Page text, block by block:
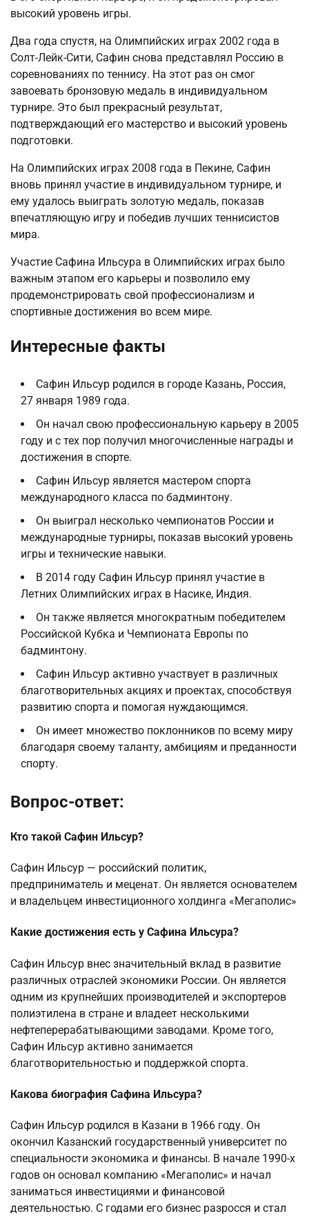
высокий уровень игры.
Два года спустя, на Олимпийских играх 2002 года в
Солт-Лейк-Сити, Сафин снова представлял Россию в
соревнованиях по теннису. На этот раз он смог
завоевать бронзовую медаль в индивидуальном
турнире. Это был прекрасный результат,
подтверждающий его мастерство и высокий уровень
подготовки.
На Олимпийских играх 2008 года в Пекине, Сафин
вновь принял участие в индивидуальном турнире, и
ему удалось выиграть золотую медаль, показав
впечатляющую игру и победив лучших теннисистов
мира.
Участие Сафина Ильсура в Олимпийских играх было
важным этапом его карьеры и позволило ему
продемонстрировать свой профессионализм и
спортивные достижения во всем мире.
Интересные факты
Сафин Ильсур родился в городе Казань, Россия,
27 января 1989 года.
Он начал свою профессиональную карьеру в 2005
году и с тех пор получил многочисленные награды и
достижения в спорте.
Сафин Ильсур является мастером спорта
международного класса по бадминтону.
Он выиграл несколько чемпионатов России и
международные турниры, показав высокий уровень
игры и технические навыки.
В 2014 году Сафин Ильсур принял участие в
Летних Олимпийских играх в Насике, Индия.
Он также является многократным победителем
Российской Кубка и Чемпионата Европы по
бадминтону.
Сафин Ильсур активно участвует в различных
благотворительных акциях и проектах, способствуя
развитию спорта и помогая нуждающимся.
Он имеет множество поклонников по всему миру
благодаря своему таланту, амбициям и преданности
спорту.
Вопрос-ответ:
Кто такой Сафин Ильсур?
Сафин Ильсур — российский политик,
предприниматель и меценат. Он является основателем
и владельцем инвестиционного холдинга «Мегаполис»
Какие достижения есть у Сафина Ильсура?
Сафин Ильсур внес значительный вклад в развитие
различных отраслей экономики России. Он является
одним из крупнейших производителей и экспортеров
полиэтилена в стране и владеет несколькими
нефтеперерабатывающими заводами. Кроме того,
Сафин Ильсур активно занимается
благотворительностью и поддержкой спорта.
Какова биография Сафина Ильсура?
Сафин Ильсур родился в Казани в 1966 году. Он
окончил Казанский государственный университет по
специальности экономика и финансы. В начале 1990-х
годов он основал компанию «Мегаполис» и начал
заниматься инвестициями и финансовой
деятельностью. С годами его бизнес разросся и стал